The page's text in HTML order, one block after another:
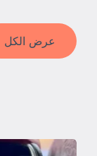
عرض الكل